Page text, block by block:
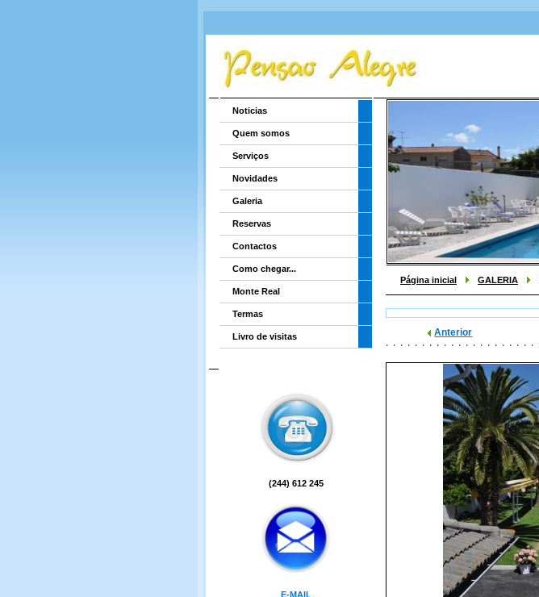
Página inicial GALERIA
Anterior
Noticias
Quem somos
Serviços
Novidades
Galeria
Reservas
Contactos
Como chegar...
Monte Real
Termas
Livro de visitas
(244) 612 245
E-MAIL